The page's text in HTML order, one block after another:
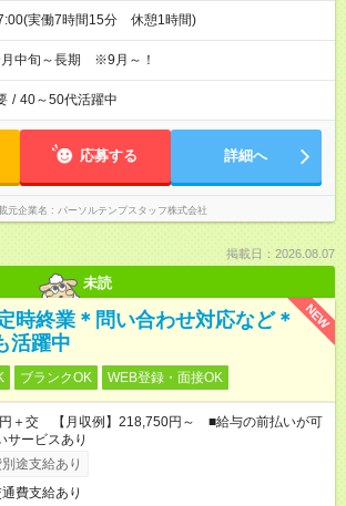
実働7時間15分 休憩1時間)
中旬～長期 ※9月～！
/ 40～50代活躍中
応募する 詳細へ
元企業名 パーソルテンプスタッフ株式会社
掲載日：2026.08.07
未読
NEW
時終業＊問い合わせ対応など＊
活躍中
ブランクOK WEB登録・面接OK
＋交 【月収例】218,750円～ ■給与の前払いが可
サービスあり
途支給あり
費支給あり